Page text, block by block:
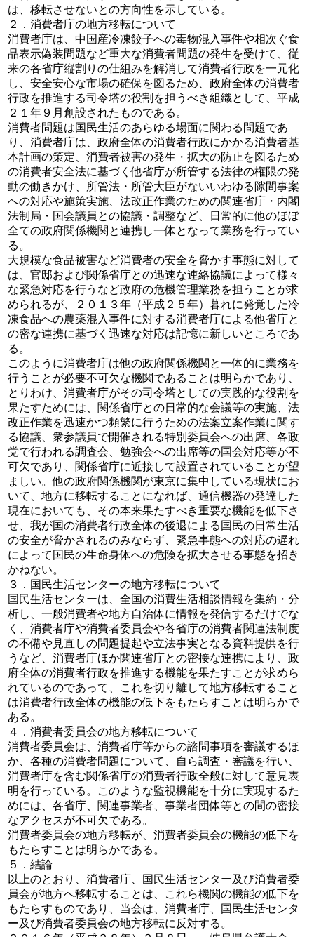
は、移転させないとの方向性を示している。
２．消費者庁の地方移転について
消費者庁は、中国産冷凍餃子への毒物混入事件や相次ぐ食
品表示偽装問題など重大な消費者問題の発生を受けて、従
来の各省庁縦割りの仕組みを解消して消費者行政を一元化
し、安全安心な市場の確保を図るため、政府全体の消費者
行政を推進する司令塔の役割を担うべき組織として、平成
２１年９月創設されたものである。
消費者問題は国民生活のあらゆる場面に関わる問題であ
り、消費者庁は、政府全体の消費者行政にかかる消費者基
本計画の策定、消費者被害の発生・拡大の防止を図るため
の消費者安全法に基づく他省庁が所管する法律の権限の発
動の働きかけ、所管法・所管大臣がないいわゆる隙間事案
への対応や施策実施、法改正作業のための関連省庁・内閣
法制局・国会議員との協議・調整など、日常的に他のほぼ
全ての政府関係機関と連携し一体となって業務を行ってい
る。
大規模な食品被害など消費者の安全を脅かす事態に対して
は、官邸および関係省庁との迅速な連絡協議によって様々
な緊急対応を行うなど政府の危機管理業務を担うことが求
められるが、２０１３年（平成２５年）暮れに発覚した冷
凍食品への農薬混入事件に対する消費者庁による他省庁と
の密な連携に基づく迅速な対応は記憶に新しいところであ
る。
このように消費者庁は他の政府関係機関と一体的に業務を
行うことが必要不可欠な機関であることは明らかであり、
とりわけ、消費者庁がその司令塔としての実践的な役割を
果たすためには、関係省庁との日常的な会議等の実施、法
改正作業を迅速かつ頻繁に行うための法案立案作業に関す
る協議、衆参議員で開催される特別委員会への出席、各政
党で行われる調査会、勉強会への出席等の国会対応等が不
可欠であり、関係省庁に近接して設置されていることが望
ましい。他の政府関係機関が東京に集中している現状にお
いて、地方に移転することになれば、通信機器の発達した
現在においても、その本来果たすべき重要な機能を低下さ
せ、我が国の消費者行政全体の後退による国民の日常生活
の安全が脅かされるのみならず、緊急事態への対応の遅れ
によって国民の生命身体への危険を拡大させる事態を招き
かねない。
３．国民生活センターの地方移転について
国民生活センターは、全国の消費生活相談情報を集約・分
析し、一般消費者や地方自治体に情報を発信するだけでな
く、消費者庁や消費者委員会や各省庁の消費者関連法制度
の不備や見直しの問題提起や立法事実となる資料提供を行
うなど、消費者庁ほか関連省庁との密接な連携により、政
府全体の消費者行政を推進する機能を果たすことが求めら
れているのであって、これを切り離して地方移転すること
は消費者行政全体の機能の低下をもたらすことは明らかで
ある。
４．消費者委員会の地方移転について
消費者委員会は、消費者庁等からの諮問事項を審議するほ
か、各種の消費者問題について、自ら調査・審議を行い、
消費者庁を含む関係省庁の消費者行政全般に対して意見表
明を行っている。このような監視機能を十分に実現するた
めには、各省庁、関連事業者、事業者団体等との間の密接
なアクセスが不可欠である。
消費者委員会の地方移転が、消費者委員会の機能の低下を
もたらすことは明らかである。
５．結論
以上のとおり、消費者庁、国民生活センター及び消費者委
員会が地方へ移転することは、これら機関の機能の低下を
もたらすものであり、当会は、消費者庁、国民生活センタ
ー及び消費者委員会の地方移転に反対する。